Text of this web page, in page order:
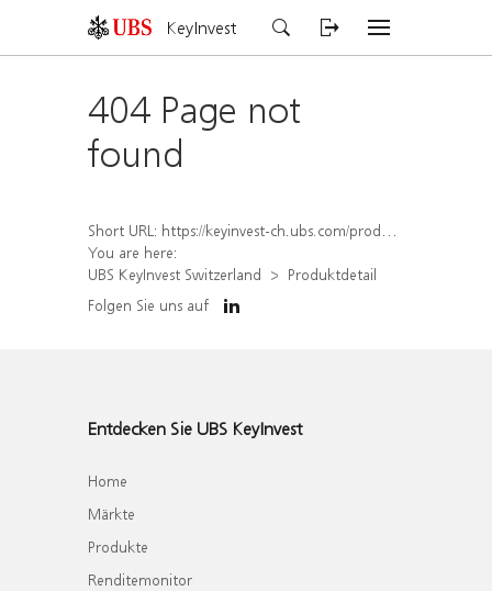
KeyInvest
404 Page not
found
Short URL: https://keyinvest-ch.ubs.com/produkt/detail/index/isin/CH1572308570
You are here:
UBS KeyInvest Switzerland
Produktdetail
Folgen Sie uns auf
Entdecken Sie UBS KeyInvest
Home
Märkte
Produkte
Renditemonitor